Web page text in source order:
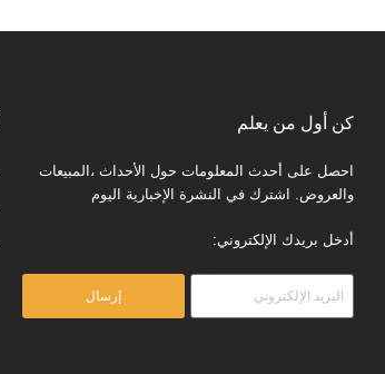
كن أول من يعلم
احصل على أحدث المعلومات حول الأحداث ،المبيعات
والعروض. اشترك في النشرة الإخبارية اليوم
أدخل بريدك الإلكتروني:
إرسال